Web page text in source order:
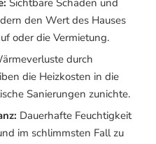
Sichtbare Schäden und
den Wert des Hauses
oder die Vermietung.
durch
die Heizkosten in die
Sanierungen zunichte.
Dauerhafte Feuchtigkeit
im schlimmsten Fall zu